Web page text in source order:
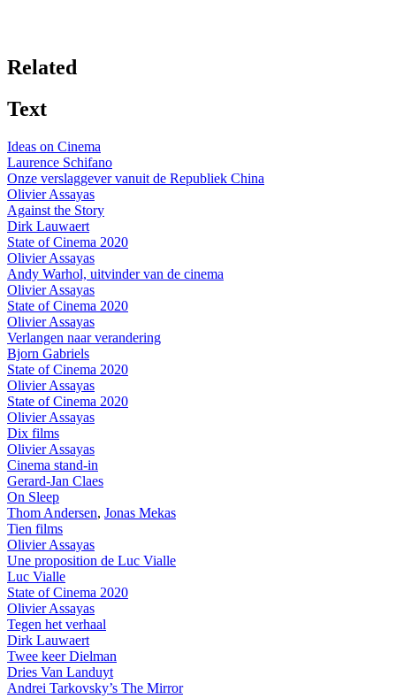
Related
Text
Ideas on Cinema
Laurence Schifano
Onze verslaggever vanuit de Republiek China
Olivier Assayas
Against the Story
Dirk Lauwaert
State of Cinema 2020
Olivier Assayas
Andy Warhol, uitvinder van de cinema
Olivier Assayas
State of Cinema 2020
Olivier Assayas
Verlangen naar verandering
Bjorn Gabriels
State of Cinema 2020
Olivier Assayas
State of Cinema 2020
Olivier Assayas
Dix films
Olivier Assayas
Cinema stand-in
Gerard-Jan Claes
On Sleep
Thom Andersen, Jonas Mekas
Tien films
Olivier Assayas
Une proposition de Luc Vialle
Luc Vialle
State of Cinema 2020
Olivier Assayas
Tegen het verhaal
Dirk Lauwaert
Twee keer Dielman
Dries Van Landuyt
Andrei Tarkovsky’s The Mirror